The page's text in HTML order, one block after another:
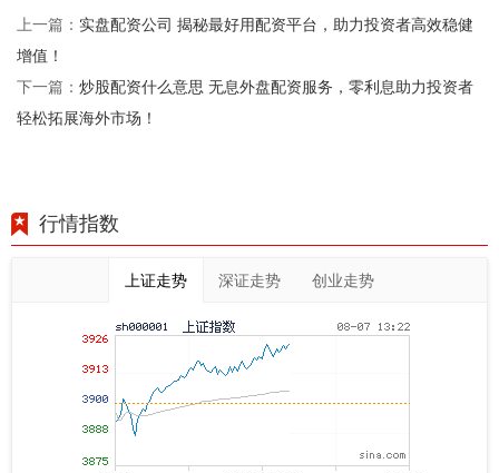
上一篇： 实盘配资公司 揭秘最好用配资平台，助力投资者高效稳健
增值！
下一篇： 炒股配资什么意思 无息外盘配资服务，零利息助力投资者
轻松拓展海外市场！
行情指数
上证走势 深证走势 创业走势